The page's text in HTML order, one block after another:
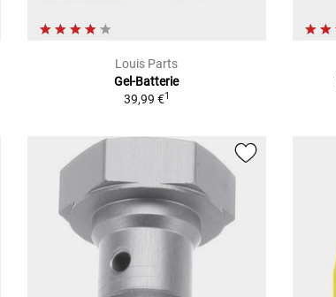
Louis Parts
Gel-Batterie
39,99 €1